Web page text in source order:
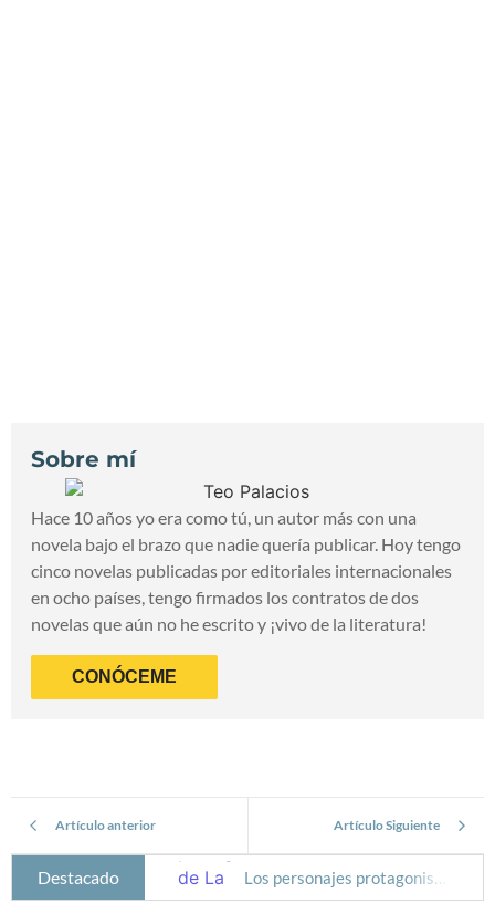
Sobre mí
Hace 10 años yo era como tú, un autor más con una
novela bajo el brazo que nadie quería publicar. Hoy tengo
cinco novelas publicadas por editoriales internacionales
en ocho países, tengo firmados los contratos de dos
novelas que aún no he escrito y ¡vivo de la literatura!
CONÓCEME
Artículo anterior Artículo Siguiente
Destacado
Los personajes protagonistas de La canción de Hands